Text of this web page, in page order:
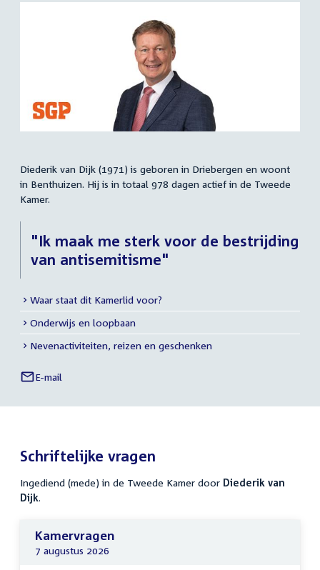
Samenvatting
Diederik van Dijk (1971) is geboren in Driebergen en woont
in Benthuizen. Hij is in totaal 978 dagen actief in de Tweede
Kamer.
"Ik maak me sterk voor de bestrijding
van antisemitisme"
Meer
info
Waar staat dit Kamerlid voor?
Onderwijs en loopbaan
Nevenactiviteiten, reizen en geschenken
Links
naar
E-mail
Diederik
Dijk
Schriftelijke vragen
Ingediend (mede) in de Tweede Kamer door Diederik van
Dijk.
Kamervragen
7 augustus 2026